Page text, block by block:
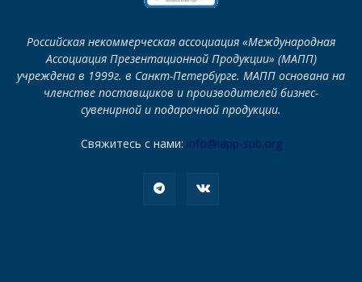
Российская некоммерческая ассоциация «Международная
Ассоциация Презентационной Продукции» (МАПП)
учреждена в 1999г. в Санкт-Петербурге. МАПП основана на
членстве поставщиков и производителей бизнес-
сувенирной и подарочной продукции.
Свяжитесь с нами: info@iapp-spb.org